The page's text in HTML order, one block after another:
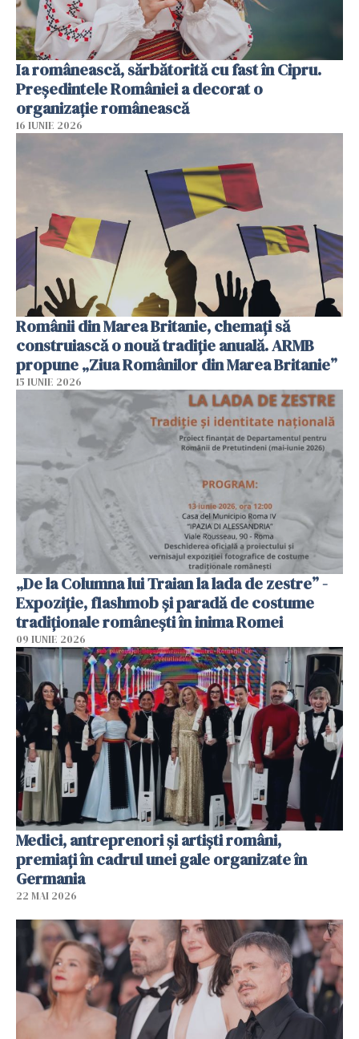
Ia românească, sărbătorită cu fast în Cipru.
Președintele României a decorat o
organizație românească
16 IUNIE 2026
Românii din Marea Britanie, chemați să
construiască o nouă tradiție anuală. ARMB
propune „Ziua Românilor din Marea Britanie”
15 IUNIE 2026
„De la Columna lui Traian la lada de zestre” -
Expoziție, flashmob și paradă de costume
tradiționale românești în inima Romei
09 IUNIE 2026
Medici, antreprenori și artiști români,
premiați în cadrul unei gale organizate în
Germania
22 MAI 2026